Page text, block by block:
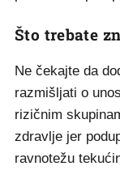
Što trebate
Ne čekajte da
razmišljati o
rizičnim
zdravlje jer
ravnotežu